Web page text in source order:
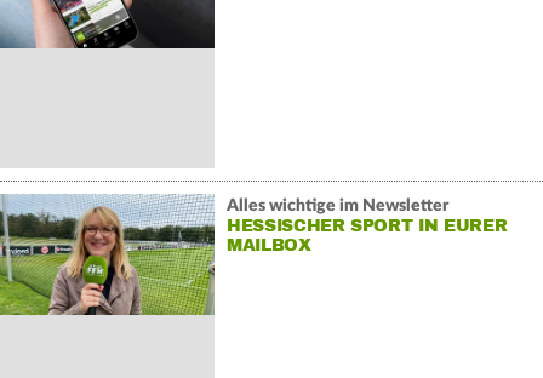
Alles wichtige im Newsletter
HESSISCHER SPORT IN EURER
MAILBOX